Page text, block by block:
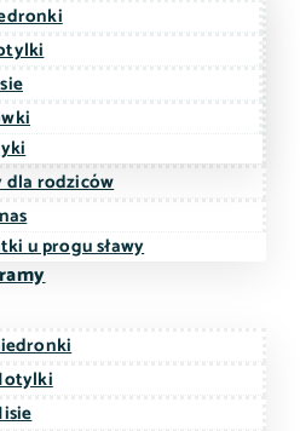
dla rodziców
u progu sławy